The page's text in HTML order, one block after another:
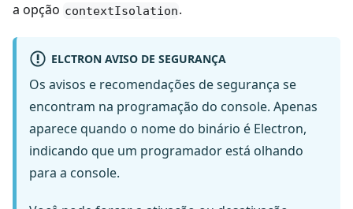
a opção contextIsolation.
ELCTRON AVISO DE SEGURANÇA
Os avisos e recomendações de segurança se
encontram na programação do console. Apenas
aparece quando o nome do binário é Electron,
indicando que um programador está olhando
para a console.